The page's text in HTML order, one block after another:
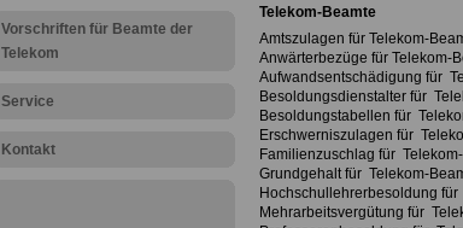
Vorschriften für Beamte der
Telekom
Service
Kontakt
Telekom-Beamte
Amtszulagen für Telekom-
Anwärterbezüge für Telekom-
Aufwandsentschädigung für
Besoldungsdienstalter für
Besoldungstabellen für
Erschwerniszulagen für
Familienzuschlag für
Grundgehalt für Telekom-
Hochschullehrerbesoldung
Mehrarbeitsvergütung für